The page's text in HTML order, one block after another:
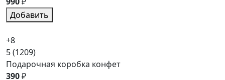
Добавить
+8
5(1209)
Подарочная коробка конфет
390₽